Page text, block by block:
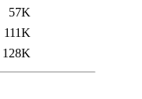
57K
111K
128K